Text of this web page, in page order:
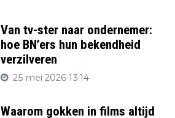
Van tv-ster naar ondernemer:
hoe BN’ers hun bekendheid
verzilveren
25 mei 2026 13:14
Waarom gokken in films altijd